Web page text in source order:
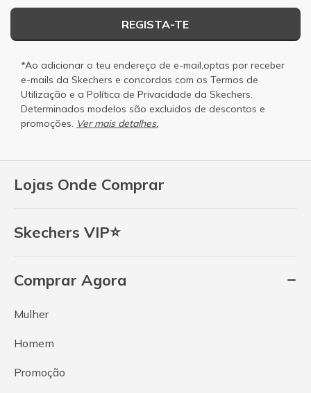
Lojas Onde Comprar
Skechers VIP⭐
Comprar Agora
Mulher
Homem
Promoção
REGISTA-TE
*Ao adicionar o teu endereço de e-mail,optas por receber
e-mails da Skechers e concordas com os Termos de
Utilização e a Política de Privacidade da Skechers.
Determinados modelos são excluidos de descontos e
promoções. Ver mais detalhes.